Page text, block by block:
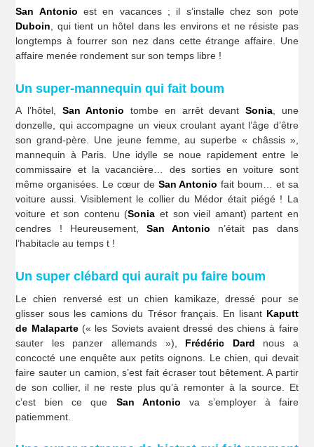
San Antonio est en vacances ; il s’installe chez son pote
Duboin , qui tient un hôtel dans les environs et ne résiste pas
longtemps à fourrer son nez dans cette étrange affaire. Une
affaire menée rondement sur son temps libre !
Un super-mannequin qui fait boum
A l’hôtel, San Antonio tombe en arrêt devant Sonia, une
donzelle, qui accompagne un vieux croulant ayant l’âge d’être
son grand-père. Une jeune femme, au superbe « châssis »,
mannequin à Paris. Une idylle se noue rapidement entre le
commissaire et la vacancière… des sorties en voiture sont
même organisées. Le cœur de San Antonio fait boum… et sa
voiture aussi. Visiblement le collier du Médor était piégé ! La
voiture et son contenu (Sonia et son vieil amant) partent en
cendres ! Heureusement, San Antonio n’était pas dans
l’habitacle au temps t !
Un super clébard qui aurait pu faire boum
Le chien renversé est un chien kamikaze, dressé pour se
glisser sous les camions du Trésor français. En lisant Kaputt
de Malaparte(« les Soviets avaient dressé des chiens à faire
sauter les panzer allemands »), Frédéric Dard nous a
concocté une enquête aux petits oignons. Le chien, qui devait
faire sauter un camion, s’est fait écraser tout bêtement. A partir
de son collier, il ne reste plus qu’à remonter à la source. Et
c’est bien ce que San Antonio va s’employer à faire
patiemment.